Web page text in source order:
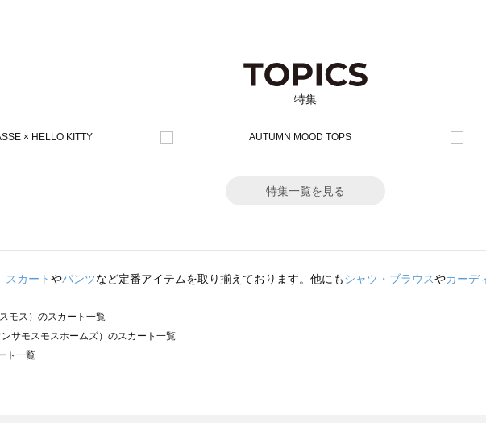
特集
特集一覧を見る
スカートやパンツなど定番アイテムを取り揃えております。他にもシャツ・ブラウスやカーデ
モス）のスカート一覧
サモスモスホームズ）のスカート一覧
ト一覧
ツハルバイサマンサモスモス）のスカート一覧